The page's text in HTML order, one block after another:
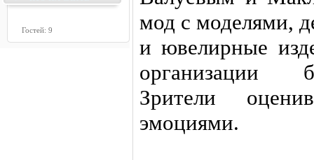
Гостей: 9
мод с моделями,
и ювелирные
организации
Зрители
эмоциями.